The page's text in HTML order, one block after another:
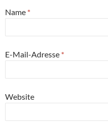
Name *
E-Mail-Adresse *
Website